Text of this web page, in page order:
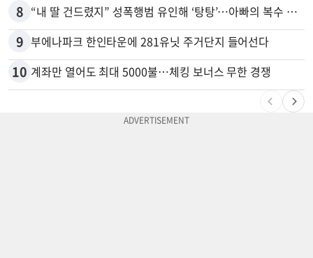
8 “내 딸 건드렸지” 성폭행범 유인해 ‘탕탕’…아빠의 복수 결말
9 부에나파크 한인타운에 281유닛 주거단지 들어선다
10 계좌만 열어도 최대 5000불…체킹 보너스 무한 경쟁